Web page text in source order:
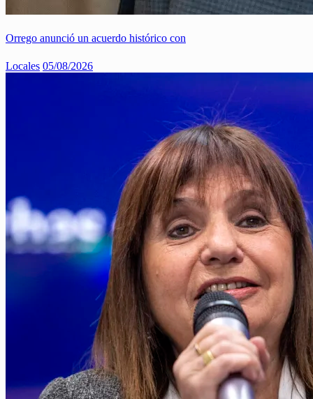
Orrego anunció un acuerdo histórico con
Locales 05/08/2026